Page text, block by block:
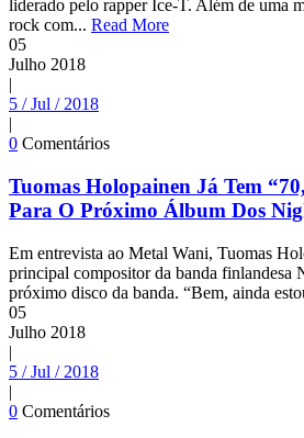
liderado pelo rapper Ice-T. Além de uma
rock com... Read More
05
Julho 2018
|
5 / Jul / 2018
|
0 Comentários
Tuomas Holopainen Já Tem
Para O Próximo Álbum Dos
Em entrevista ao Metal Wani, Tuomas
principal compositor da banda finlandesa
próximo disco da banda. “Bem, ainda
05
Julho 2018
|
5 / Jul / 2018
|
0 Comentários